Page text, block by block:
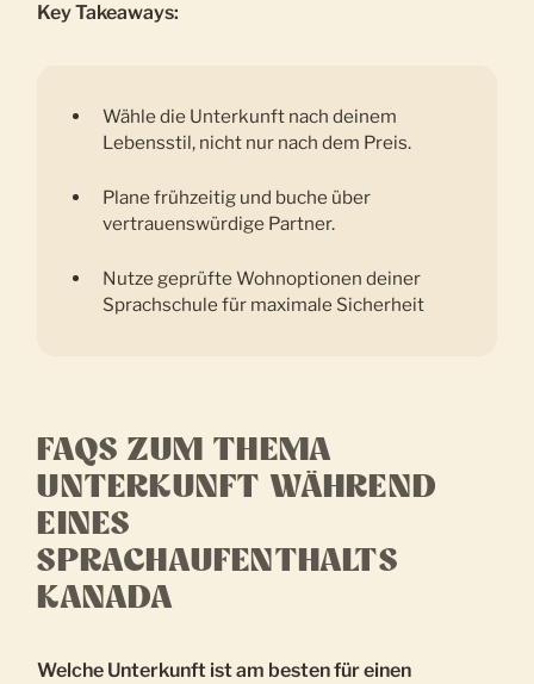
Key Takeaways:
Wähle die Unterkunft nach deinem
Lebensstil, nicht nur nach dem Preis.
Plane frühzeitig und buche über
vertrauenswürdige Partner.
Nutze geprüfte Wohnoptionen deiner
Sprachschule für maximale Sicherheit
FAQS ZUM THEMA
UNTERKUNFT WÄHREND
EINES
SPRACHAUFENTHALTS
KANADA
Welche Unterkunft ist am besten für einen